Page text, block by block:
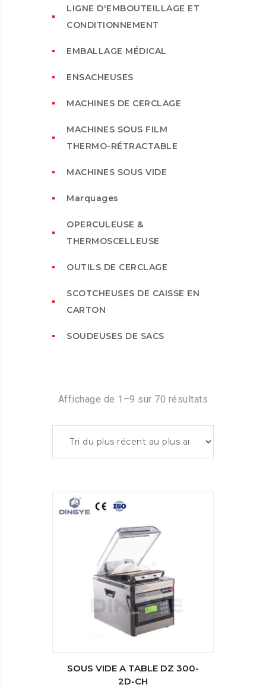
LIGNE D'EMBOUTEILLAGE ET
CONDITIONNEMENT
EMBALLAGE MÉDICAL
ENSACHEUSES
MACHINES DE CERCLAGE
MACHINES SOUS FILM
THERMO-RÉTRACTABLE
MACHINES SOUS VIDE
Marquages
OPERCULEUSE &
THERMOSCELLEUSE
OUTILS DE CERCLAGE
SCOTCHEUSES DE CAISSE EN
CARTON
SOUDEUSES DE SACS
Affichage de 1–9 sur 70 résultats
SOUS VIDE A TABLE DZ 300-
2D-CH